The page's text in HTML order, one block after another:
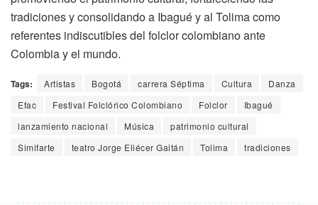
tradiciones y consolidando a Ibagué y al Tolima como
referentes indiscutibles del folclor colombiano ante
Colombia y el mundo.
Tags: Artistas Bogotá carrera Séptima Cultura
Danza
Efac
Festival Folclórico Colombiano Folclor
Ibagué
lanzamiento nacional
Música
patrimonio cultural
Simifarte
teatro Jorge Eliécer Gaitán Tolima tradiciones